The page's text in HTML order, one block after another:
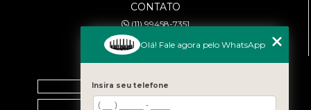
CONTATO
(11) 99458-7351
cursoabtrans@gmail.com
Home
Empresa
Olá! Fale agora pelo WhatsApp
Insira seu telefone